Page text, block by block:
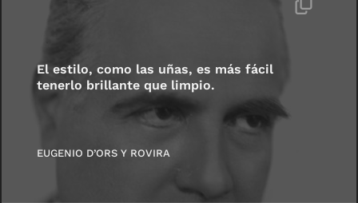
El estilo, como las uñas, es más fácil
tenerlo brillante que limpio.
EUGENIO D’ORS Y ROVIRA